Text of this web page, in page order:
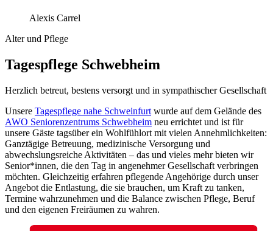
Alexis Carrel
Alter und Pflege
Tagespflege Schwebheim
Herzlich betreut, bestens versorgt und in sympathischer Gesellschaft
Unsere Tagespflege nahe Schweinfurt wurde auf dem Gelände des
AWO Seniorenzentrums Schwebheim neu errichtet und ist für
unsere Gäste tagsüber ein Wohlfühlort mit vielen Annehmlichkeiten:
Ganztägige Betreuung, medizinische Versorgung und
abwechslungsreiche Aktivitäten – das und vieles mehr bieten wir
Senior*innen, die den Tag in angenehmer Gesellschaft verbringen
möchten. Gleichzeitig erfahren pflegende Angehörige durch unser
Angebot die Entlastung, die sie brauchen, um Kraft zu tanken,
Termine wahrzunehmen und die Balance zwischen Pflege, Beruf
und den eigenen Freiräumen zu wahren.